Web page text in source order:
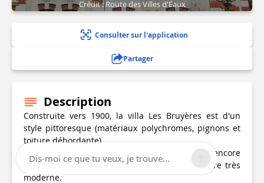
Crédit : Route des Villes d'Eaux
Consulter sur l'application
Partager
Description
Construite vers 1900, la villa Les Bruyères est d'un
style pittoresque (matériaux polychromes, pignons et
toiture débordante).
L'hôtel International, datant de 1912, est encore
considéré aujourd'hui comme d'une architecture très
moderne.
Dis-moi ce que tu veux, je trouve...